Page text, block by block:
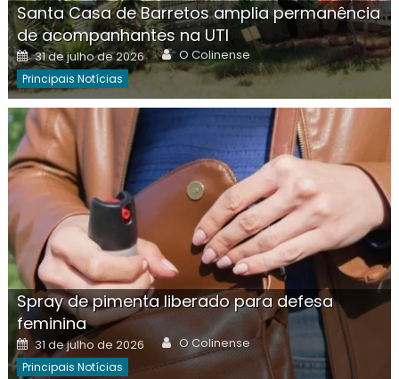
Santa Casa de Barretos amplia permanência
de acompanhantes na UTI
Posted
on
31 de julho de 2026 Author
O Colinense
Principais Notícias
Spray de pimenta liberado para defesa
feminina
Posted
on
31 de julho de 2026 Author
O Colinense
Principais Notícias